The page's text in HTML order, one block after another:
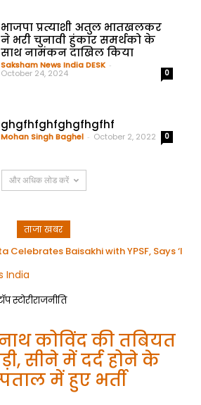
भाजपा प्रत्याशी अतुल भातखलकर
ने भरी चुनावी हुंकार समर्थको के
साथ नामंकन दाखिल किया
Saksham News India DESK -
October 24, 2024 0
ghgfhfghfghgfhgfhf
Mohan Singh Baghel - October 2, 2022 0
और अधिक लोड करें